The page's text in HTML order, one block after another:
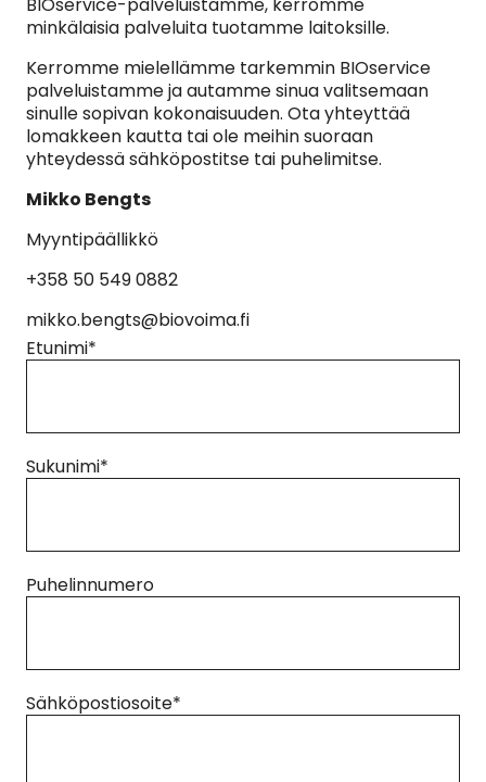
minkälaisia palveluita tuotamme laitoksille.
Kerromme mielellämme tarkemmin BIOservice
palveluistamme ja autamme sinua valitsemaan
sinulle sopivan kokonaisuuden. Ota yhteyttää
lomakkeen kautta tai ole meihin suoraan
yhteydessä sähköpostitse tai puhelimitse.
Mikko Bengts
Myyntipäällikkö
+358 50 549 0882
mikko.bengts@biovoima.fi
Etunimi*
Sukunimi*
Puhelinnumero
Sähköpostiosoite*